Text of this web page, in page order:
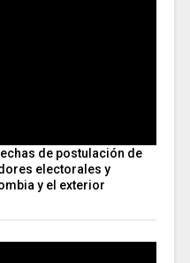
de postulación de
electorales y
y el exterior